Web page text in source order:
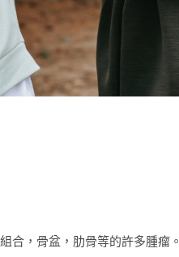
合，骨盆，肋骨等的許多腫瘤。